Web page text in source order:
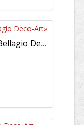
Hellblaue Glasblume gelb «Bellagio Deco-Art»